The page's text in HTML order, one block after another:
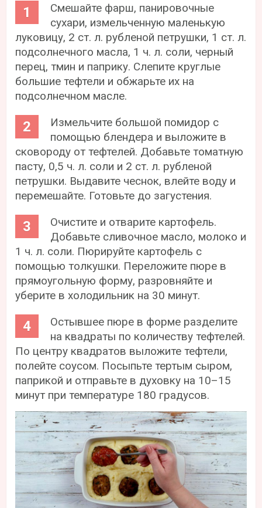
Смешайте фарш, панировочные
сухари, измельченную маленькую
луковицу, 2 ст. л. рубленой петрушки, 1 ст. л.
подсолнечного масла, 1 ч. л. соли, черный
перец, тмин и паприку. Слепите круглые
большие тефтели и обжарьте их на
подсолнечном масле.
Измельчите большой помидор с
помощью блендера и выложите в
сковороду от тефтелей. Добавьте томатную
пасту, 0,5 ч. л. соли и 2 ст. л. рубленой
петрушки. Выдавите чеснок, влейте воду и
перемешайте. Готовьте до загустения.
Очистите и отварите картофель.
Добавьте сливочное масло, молоко и
1 ч. л. соли. Пюрируйте картофель с
помощью толкушки. Переложите пюре в
прямоугольную форму, разровняйте и
уберите в холодильник на 30 минут.
Остывшее пюре в форме разделите
на квадраты по количеству тефтелей.
По центру квадратов выложите тефтели,
полейте соусом. Посыпьте тертым сыром,
паприкой и отправьте в духовку на 10–15
минут при температуре 180 градусов.